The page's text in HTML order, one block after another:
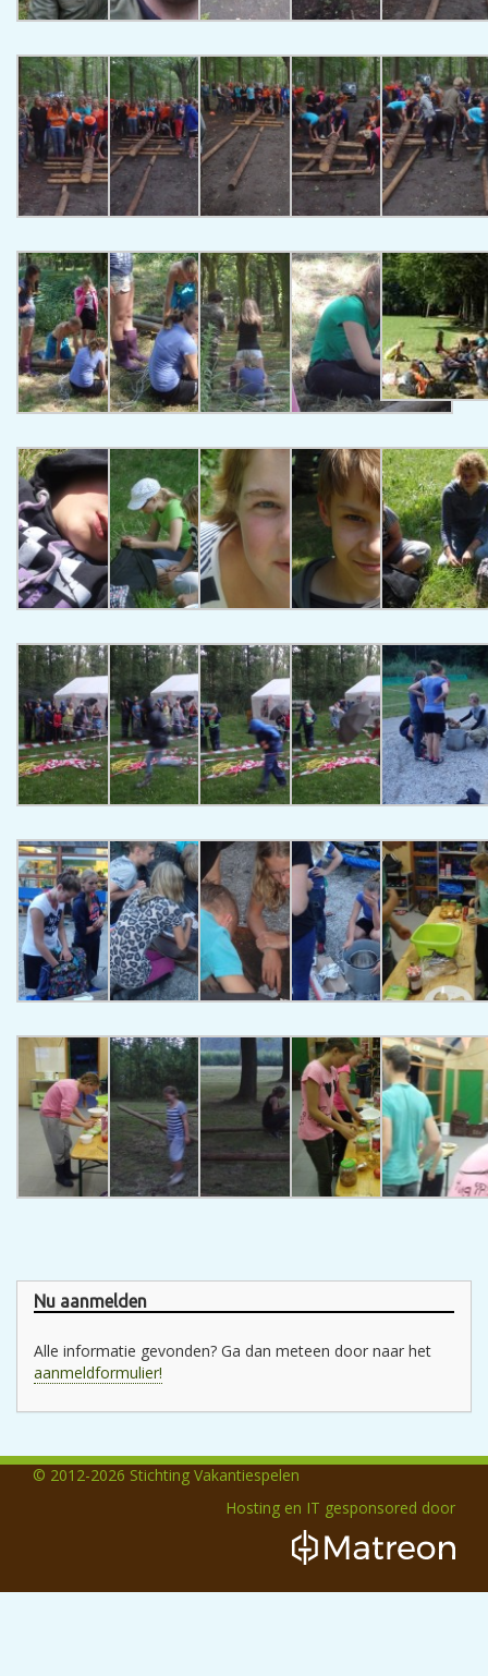
Nu aanmelden
Alle informatie gevonden? Ga dan meteen door naar het
aanmeldformulier!
© 2012-2026 Stichting Vakantiespelen
Hosting en IT gesponsored door